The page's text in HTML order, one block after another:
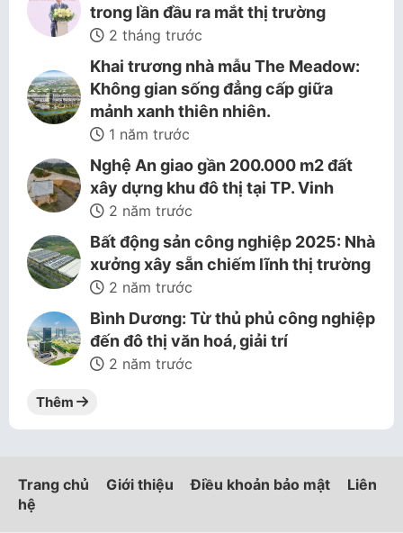
trong lần đầu ra mắt thị trường
2 tháng trước
Khai trương nhà mẫu The Meadow:
Không gian sống đẳng cấp giữa
mảnh xanh thiên nhiên.
1 năm trước
Nghệ An giao gần 200.000 m2 đất
xây dựng khu đô thị tại TP. Vinh
2 năm trước
Bất động sản công nghiệp 2025: Nhà
xưởng xây sẵn chiếm lĩnh thị trường
2 năm trước
Bình Dương: Từ thủ phủ công nghiệp
đến đô thị văn hoá, giải trí
2 năm trước
Thêm
Trang chủ Giới thiệu Điều khoản bảo mật
Liên
hệ